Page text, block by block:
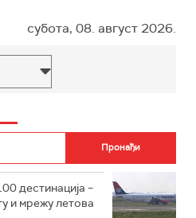
субота, 08. август 2026.
дестинација –
и мрежу летова